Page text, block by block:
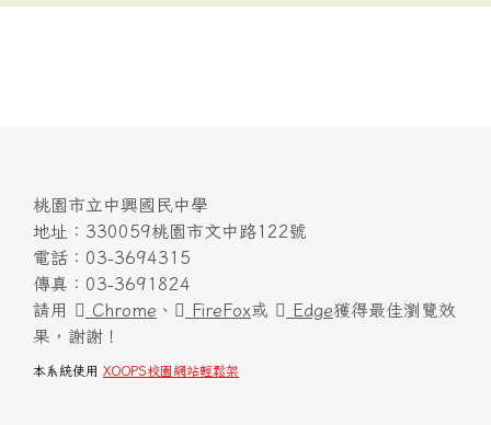
桃園市立中興國民中學
地址：330059桃園市文中路122號
電話：03-3694315
傳真：03-3691824
請用
Chrome 、 FireFox或 Edge獲得最佳瀏覽效
果，謝謝！
本系統使用 XOOPS校園網站輕鬆架